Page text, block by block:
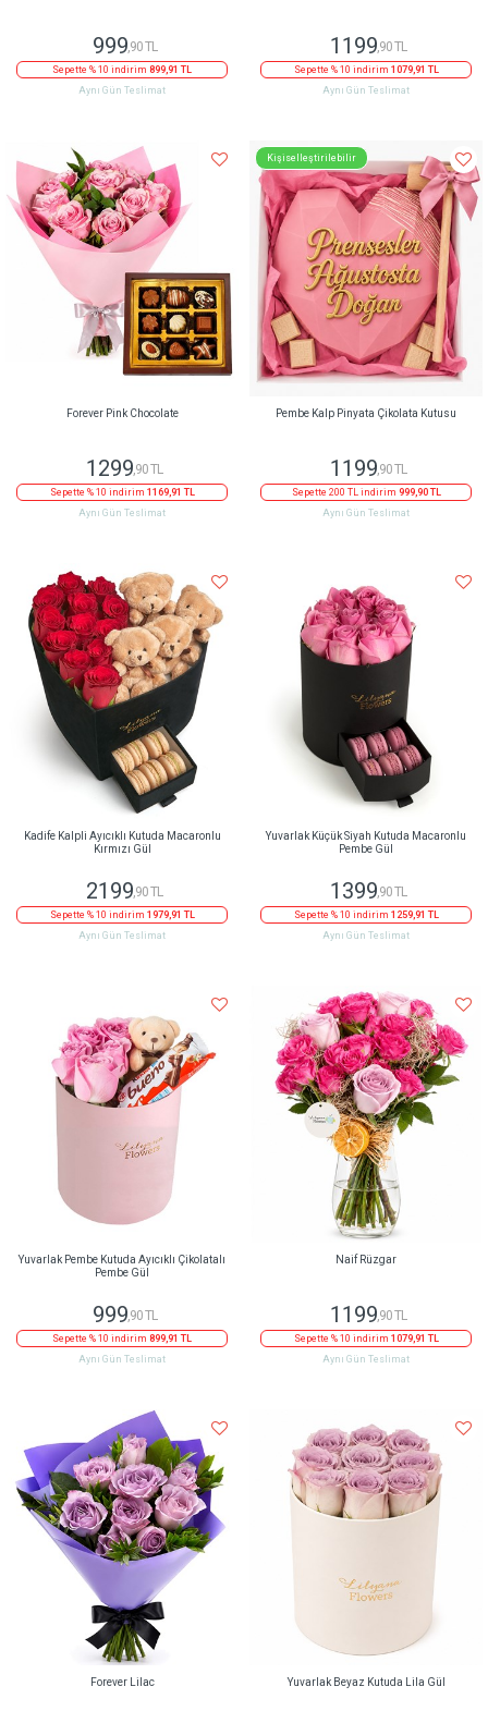
999,90 TL
Sepette % 10 indirim 899,91 TL
Aynı Gün Teslimat
1199 ,90 TL
Sepette % 10 indirim 1079,91 TL
Aynı Gün Teslimat
Forever Pink Chocolate
1299,90 TL
Sepette % 10 indirim 1169,91 TL
Aynı Gün Teslimat
Kişiselleştirilebilir
Pembe Kalp Pinyata Çikolata Kutusu
1199,90 TL
Sepette 200 TL indirim 999,90 TL
Aynı Gün Teslimat
Kadife Kalpli Ayıcıklı Kutuda Macaronlu
Kırmızı Gül
2199,90 TL
Sepette % 10 indirim 1979,91 TL
Aynı Gün Teslimat
Yuvarlak Küçük Siyah Kutuda Macaronlu
Pembe Gül
1399,90 TL
Sepette % 10 indirim 1259,91 TL
Aynı Gün Teslimat
Yuvarlak Pembe Kutuda Ayıcıklı Çikolatalı
Pembe Gül
999,90 TL
Sepette % 10 indirim 899,91 TL
Aynı Gün Teslimat
Naif Rüzgar
1199,90 TL
Sepette % 10 indirim 1079,91 TL
Aynı Gün Teslimat
Forever Lilac Yuvarlak Beyaz Kutuda Lila Gül